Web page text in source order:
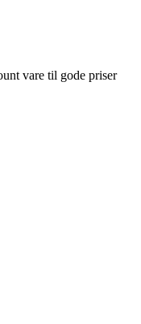
vare til gode priser